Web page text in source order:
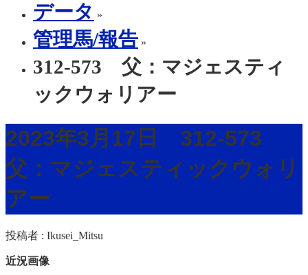
データ »
管理馬/報告 »
312-573 父：マジェスティ
ックウォリアー
2023年3月17日 312-573
父：マジェスティックウォリ
アー
投稿者 : Ikusei_Mitsu
近況画像